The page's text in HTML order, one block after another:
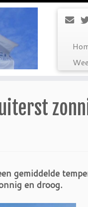
gemiddelde
en droog.